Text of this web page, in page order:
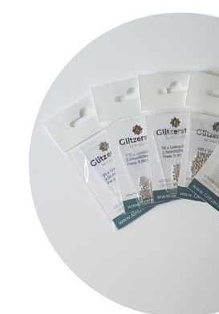
Kaschierkugeln:
Wissens-
Blog